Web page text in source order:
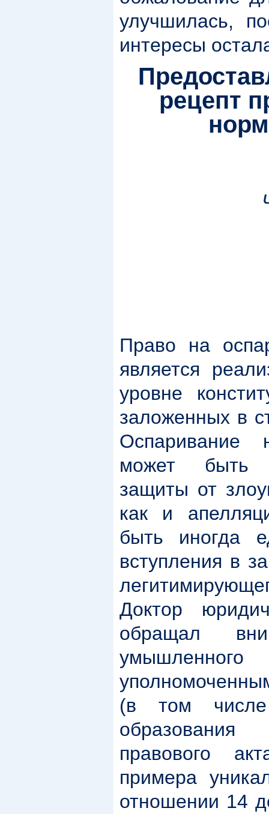
улучшилась,
интересы
рецепт
Право на
является
уровне
заложенных в
Оспаривание
может быть
защиты от
как и
быть иногда
вступления в
Доктор
обращал
умышленного
(в том
образования
правового
примера
отношении 14